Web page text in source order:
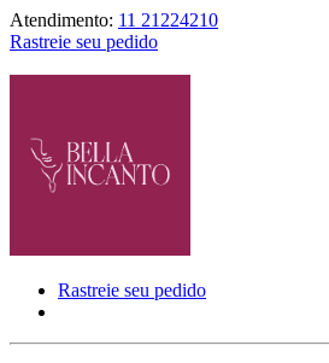
Atendimento: 11 21224210
Rastreie seu pedido
Rastreie seu pedido